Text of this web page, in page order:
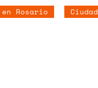
Rosario Ciudad